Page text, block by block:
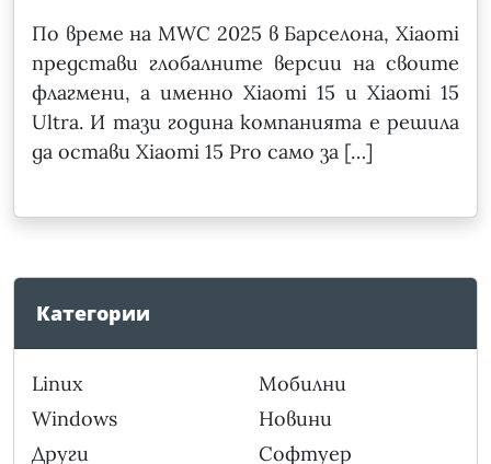
По време на MWC 2025 в Барселона, Xiaomi
представи глобалните версии на своите
флагмени, а именно Xiaomi 15 и Xiaomi 15
Ultra. И тази година компанията е решила
да остави Xiaomi 15 Pro само за […]
Категории
Linux
Windows
Други
Мобилни
Новини
Софтуер